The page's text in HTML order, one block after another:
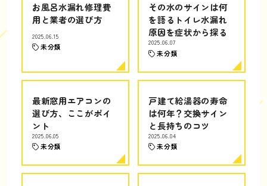
お風呂水漏れ修理費
用と業者の選び方
2025.06.15
未分類
その水のサインは何
を語るトイレ水漏れ
原因を症状から探る
2025.06.07
未分類
最新窓用エアコンの
選び方、ここがポイ
ント
2025.06.05
未分類
戸建て給湯器の寿命
は何年？交換サイン
と長持ちのコツ
2025.06.04
未分類